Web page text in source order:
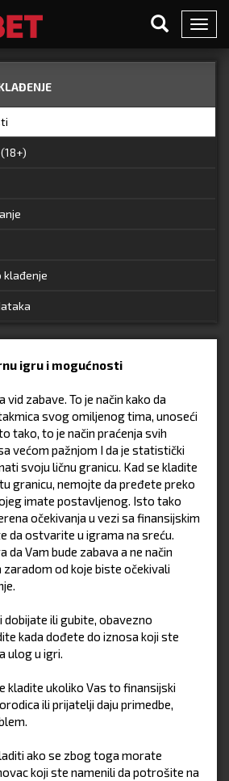
klađenje
igru i mogućnosti
vid zabave. To je način kako da
svog omiljenog tima, unoseći
tako, to je način praćenja svih
većom pažnjom I da je statistički
svoju ličnu granicu. Kad se kladite
granicu, nemojte da pređete preko
imate postavljenog. Isto tako
očekivanja u vezi sa finansijskim
da ostvarite u igrama na sreću.
da Vam bude zabava a ne način
od koje biste očekivali
dobijate ili gubite, obavezno
kada dođete do iznosa koji ste
ulog u igri.
kladite ukoliko Vas to finansijski
ili prijatelji daju primedbe,
ako se zbog toga morate
koji ste namenili da potrošite na